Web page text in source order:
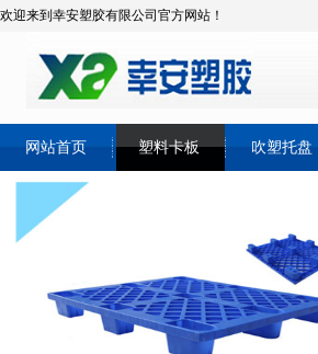
欢迎来到幸安塑胶有限公司官方网站！
网站首页 塑料卡板 吹塑托盘